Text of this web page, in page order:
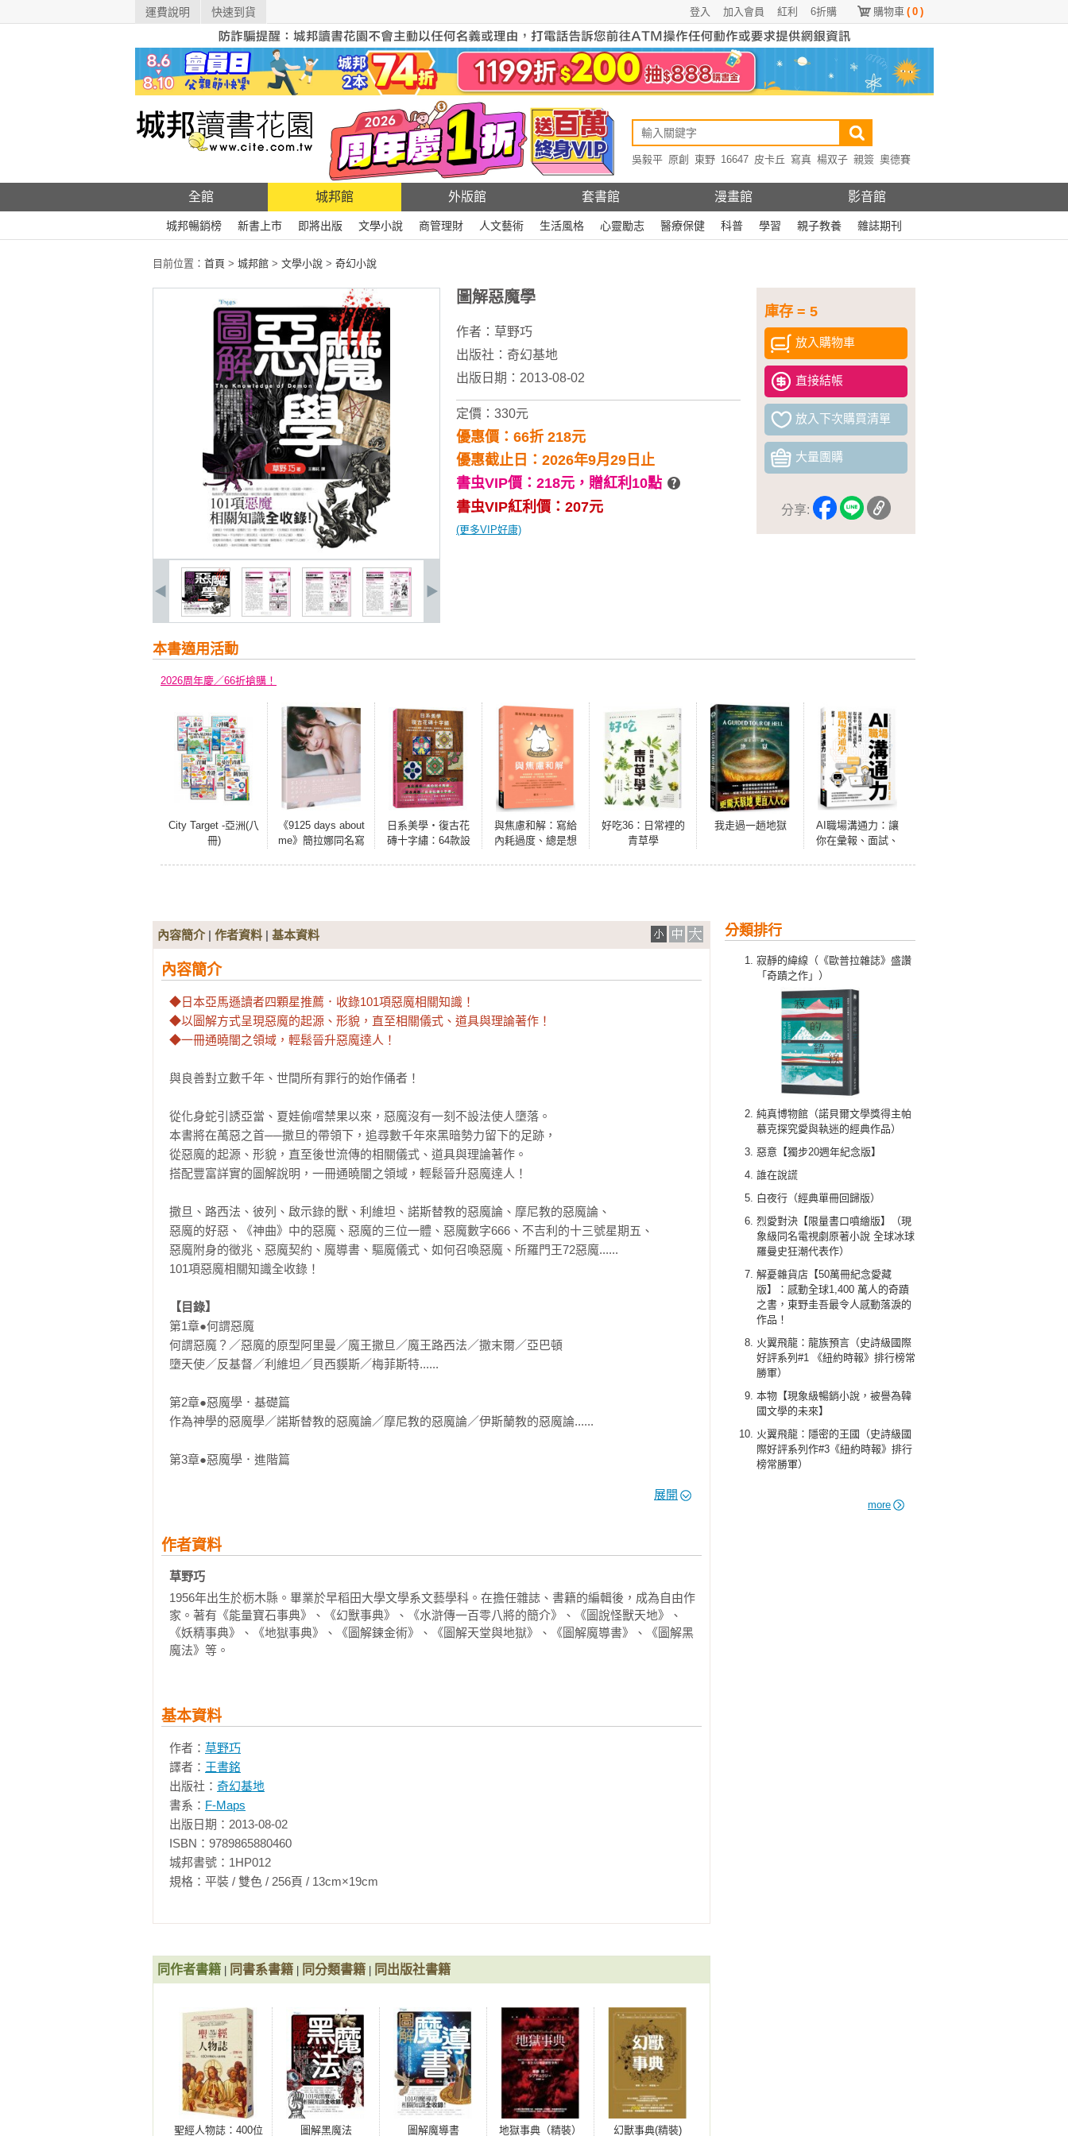
運費說明 快速到貨 購物車 ( 0 )
6折購
紅利
加入會員
登入
吳毅平 原創 東野 16647 皮卡丘 寫真 楊双子 親簽 奧德賽
全館 城邦館 外版館 套書館 漫畫館 影音館
城邦暢銷榜 新書上市 即將出版 文學小說 商管理財 人文藝術 生活風格 心靈勵志 醫療保健 科普 學習 親子教養 雜誌期刊
目前位置： 首頁 > 城邦館 > 文學小說 > 奇幻小說
庫存 = 5
放入購物車
直接結帳
放入下次購買清單
大量團購
分享:
圖解惡魔學
作者： 草野巧
出版社： 奇幻基地
出版日期：2013-08-02
定價：330元
優惠價：66折 218元
優惠截止日：2026年9月29日止
書虫VIP價：218元， 贈紅利10點
書虫VIP紅利價：207元
(更多VIP好康)
本書適用活動
2026周年慶／66折搶購！
City Target -亞洲(八
冊)
《9125 days about
me》簡拉娜同名寫
日系美學‧復古花
磚十字繡：64款設
與焦慮和解：寫給
內耗過度、總是想
好吃36：日常裡的
青草學
我走過一趟地獄
AI職場溝通力：讓
你在彙報、面試、
分類排行
寂靜的緯線（《歐普拉雜誌》盛讚
「奇蹟之作」）
純真博物館（諾貝爾文學獎得主帕
慕克探究愛與執迷的經典作品）
惡意【獨步20週年紀念版】
誰在說謊
白夜行（經典單冊回歸版）
烈愛對決【限量書口噴繪版】（現
象級同名電視劇原著小說 全球冰球
羅曼史狂潮代表作）
解憂雜貨店【50萬冊紀念愛藏
版】：感動全球1,400 萬人的奇蹟
之書，東野圭吾最令人感動落淚的
作品！
火翼飛龍：龍族預言（史詩級國際
好評系列#1 《紐約時報》排行榜常
勝軍）
本物【現象級暢銷小說，被譽為韓
國文學的未來】
火翼飛龍：隱密的王國（史詩級國
際好評系列作#3《紐約時報》排行
榜常勝軍）
more
內容簡介| 作者資料 | 基本資料
內容簡介
◆日本亞馬遜讀者四顆星推薦．收錄101項惡魔相關知識！
◆以圖解方式呈現惡魔的起源、形貌，直至相關儀式、道具與理論著作！
◆一冊通曉闇之領域，輕鬆晉升惡魔達人！
與良善對立數千年、世間所有罪行的始作俑者！
從化身蛇引誘亞當、夏娃偷嚐禁果以來，惡魔沒有一刻不設法使人墮落。
本書將在萬惡之首──撒旦的帶領下，追尋數千年來黑暗勢力留下的足跡，
從惡魔的起源、形貌，直至後世流傳的相關儀式、道具與理論著作。
搭配豐富詳實的圖解說明，一冊通曉闇之領域，輕鬆晉升惡魔達人！
撒旦、路西法、彼列、啟示錄的獸、利維坦、諾斯替教的惡魔論、摩尼教的惡魔論、
惡魔的好惡、《神曲》中的惡魔、惡魔的三位一體、惡魔數字666、不吉利的十三號星期五、
惡魔附身的徵兆、惡魔契約、魔導書、驅魔儀式、如何召喚惡魔、所羅門王72惡魔......
101項惡魔相關知識全收錄！
【目錄】
第1章●何謂惡魔
何謂惡魔？／惡魔的原型阿里曼／魔王撒旦／魔王路西法／撒末爾／亞巴頓
墮天使／反基督／利維坦／貝西貘斯／梅菲斯特......
第2章●惡魔學．基礎篇
作為神學的惡魔學／諾斯替教的惡魔論／摩尼教的惡魔論／伊斯蘭教的惡魔論......
第3章●惡魔學．進階篇
第4章●女巫惡魔學
何謂女巫？／何謂魔宴？／魔王之印與女巫之印／何謂魔寵？／驅魔......
第5章●魔導書惡魔學
何謂魔導書？／何謂魔法圓？／各種魔法道具／《阿爾馬岱的魔導書》／《大奧義書》......
所羅門王72惡魔
參考文獻
展開
作者資料
草野巧
1956年出生於栃木縣。畢業於早稻田大學文學系文藝學科。在擔任雜誌、書籍的編輯後，成為自由作
家。著有《能量寶石事典》、《幻獸事典》、《水滸傳一百零八將的簡介》、《圖說怪獸天地》、
《妖精事典》、《地獄事典》、《圖解鍊金術》、《圖解天堂與地獄》、《圖解魔導書》、《圖解黑
魔法》等。
基本資料
作者： 草野巧
譯者： 王書銘
出版社： 奇幻基地
書系： F-Maps
出版日期：2013-08-02
ISBN：9789865880460
城邦書號：1HP012
規格：平裝 / 雙色 / 256頁 / 13cm×19cm
同作者書籍 同書系書籍 同分類書籍 同出版社書籍
聖經人物誌：400位 圖解黑魔法 圖解魔導書 地獄事典（精裝） 幻獸事典(精裝)